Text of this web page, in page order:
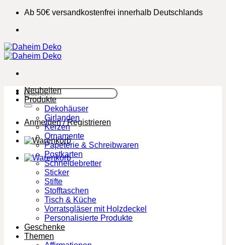
Zum
springen
Ab 50€ versandkostenfrei innerhalb Deutschlands
Suchen
nach:
Anmelden / Registrieren
Neuheiten
Produkte
Dekohäuser
Girlanden
Kerzen
Ornamente
Papeterie & Schreibwaren
Postkarten
Schneidebretter
Sticker
Stifte
Stofftaschen
Tisch & Küche
Vorratsgläser mit Holzdeckel
Personalisierte Produkte
Geschenke
Themen